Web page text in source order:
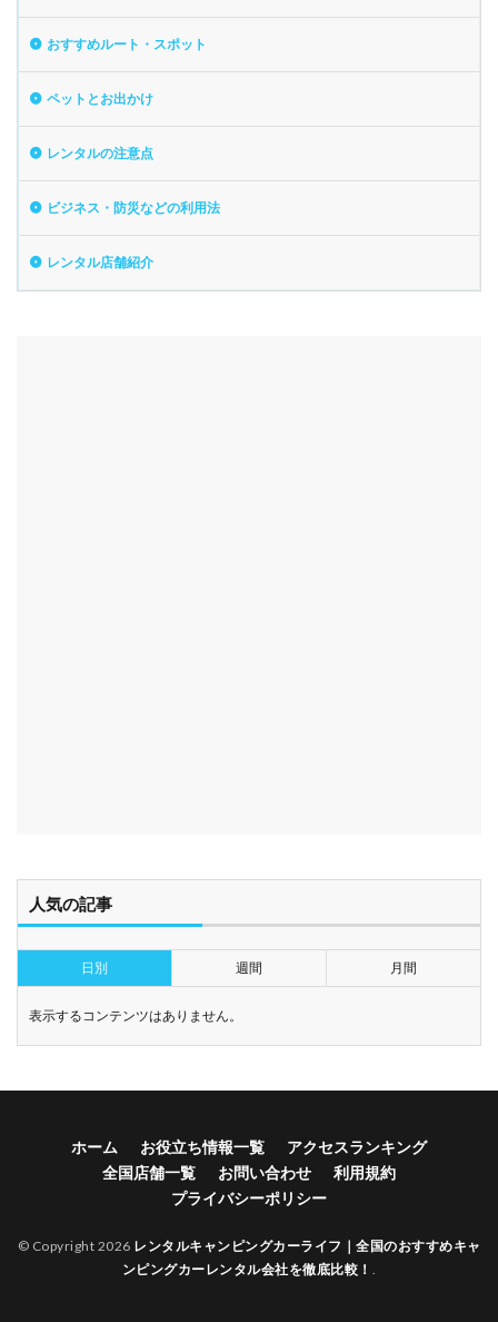
おすすめルート・スポット
ペットとお出かけ
レンタルの注意点
ビジネス・防災などの利用法
レンタル店舗紹介
人気の記事
日別 週間 月間
表示するコンテンツはありません。
ホーム お役立ち情報一覧
アクセスランキング
全国店舗一覧
お問い合わせ
利用規約
プライバシーポリシー
© Copyright 2026 レンタルキャンピングカーライフ｜全国のおすすめキャ
ンピングカーレンタル会社を徹底比較！ .